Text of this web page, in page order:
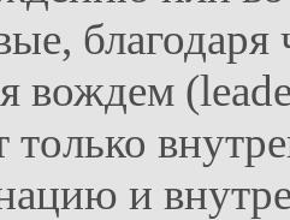
вождем
только
и